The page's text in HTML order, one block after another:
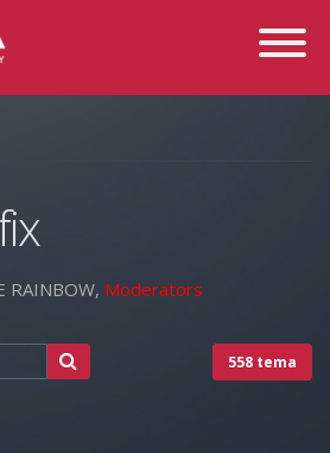
Toggle
RAINBOW, Moderators
558 tema